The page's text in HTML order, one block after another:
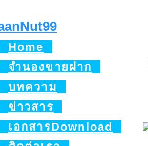
Home
จำนองขายฝาก
บทความ
ข่าวสาร
เอกสารDownload